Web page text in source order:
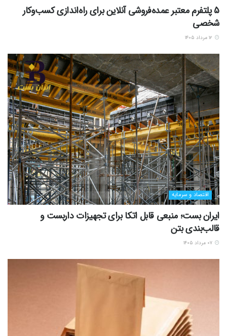
5 پلتفرم معتبر عمده‌فروشی آنلاین برای راه‌اندازی کسب‌وکار
شخصی
اقتصاد و سرمایه
ایران بست؛ منبعی قابل اتکا برای تجهیزات داربست و
قالب‌بندی بتن